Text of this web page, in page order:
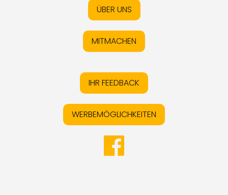
ÜBER UNS
MITMACHEN
IHR FEEDBACK
WERBEMÖGLICHKEITEN